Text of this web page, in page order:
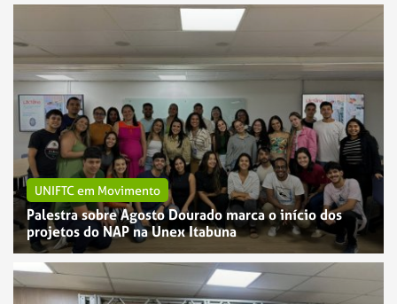
UNIFTC em Movimento
Palestra sobre Agosto Dourado marca o início dos
projetos do NAP na Unex Itabuna